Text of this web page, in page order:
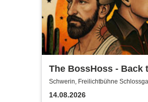
The BossHoss - Back
Boots - LIVE - Summer
Schwerin, Freilichtbühne
14.08.2026